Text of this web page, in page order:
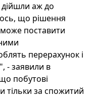
дійшли аж до
що рішення
поставити
перерахунок і
- заявили в
побутові
тільки за спожитий